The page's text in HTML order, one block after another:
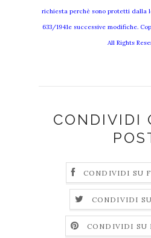
richiesta perchè sono protetti dalla
633/1941e successive modifiche.
All Rights
CONDIVIDI
CONDIVIDI SU
CONDIVIDI
CONDIVIDI SU